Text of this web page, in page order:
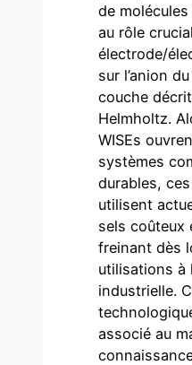
de molécules
au rôle
électrode/
sur l’anion
couche
Helmholtz.
WISEs
systèmes
durables,
utilisent
sels coûteux
freinant dès
utilisations à
industrielle.
associé au